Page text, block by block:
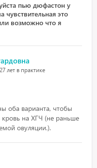
пью дюфастон у
чувствительная это
возможно что я
лет в практике
оба варианта, чтобы
кровь на ХГЧ (не раньше
овуляции.).